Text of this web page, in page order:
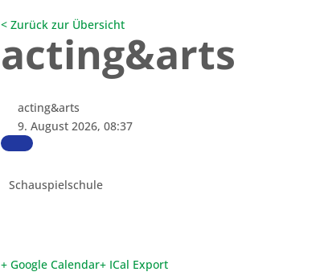
< Zurück zur Übersicht
acting&arts
acting&arts
9. August 2026, 08:37
Schauspielschule
+ Google Calendar+ ICal Export